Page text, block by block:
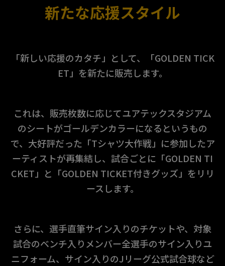
新たな応援スタイル
「新しい応援のカタチ」として、「GOLDEN TICK
ET」を新たに販売します。
これは、販売枚数に応じてユアテックスタジアム
のシートがゴールデンカラーになるというもの
で、大好評だった「Tシャツ大作戦」に参加したア
ーティストが再集結し、試合ごとに「GOLDEN TI
CKET」と「GOLDEN TICKET付きグッズ」をリリ
ースします。
さらに、選手直筆サイン入りのチケットや、対象
試合のベンチ入りメンバー全選手のサイン入りユ
ニフォーム、サイン入りのJリーグ公式試合球など